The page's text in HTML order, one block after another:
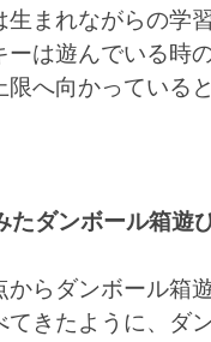
生まれながらの学
ーは遊んでいる時
限へ向かっている
たダンボール箱遊
らダンボール箱
てきたように、ダ